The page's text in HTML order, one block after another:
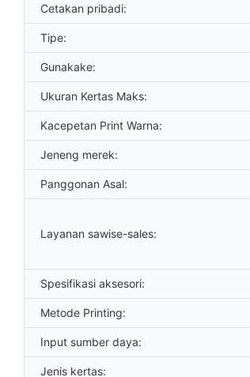
Cetakan pribadi:
Tipe:
Gunakake:
Ukuran Kertas Maks:
Kacepetan Print Warna:
Jeneng merek:
Panggonan Asal:
Layanan sawise-sales:
Spesifikasi aksesori:
Metode Printing:
Input sumber daya:
Jenis kertas: